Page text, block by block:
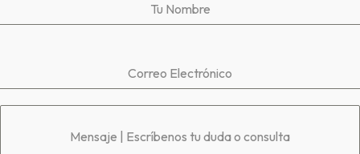
Tu Nombre
Correo Electrónico
Mensaje | Escríbenos tu duda o consulta